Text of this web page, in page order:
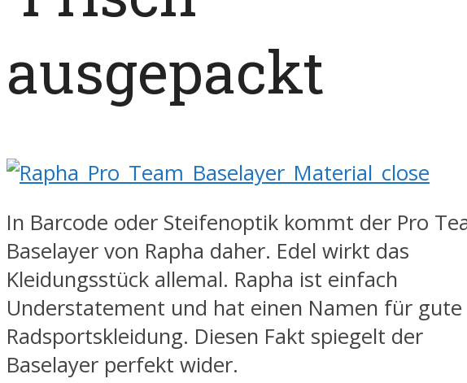
ausgepackt
In Barcode oder Steifenoptik kommt der Pro
Baselayer von Rapha daher. Edel wirkt das
Kleidungsstück allemal. Rapha ist einfach
Understatement und hat einen Namen für gute
Radsportskleidung. Diesen Fakt spiegelt der
Baselayer perfekt wider.